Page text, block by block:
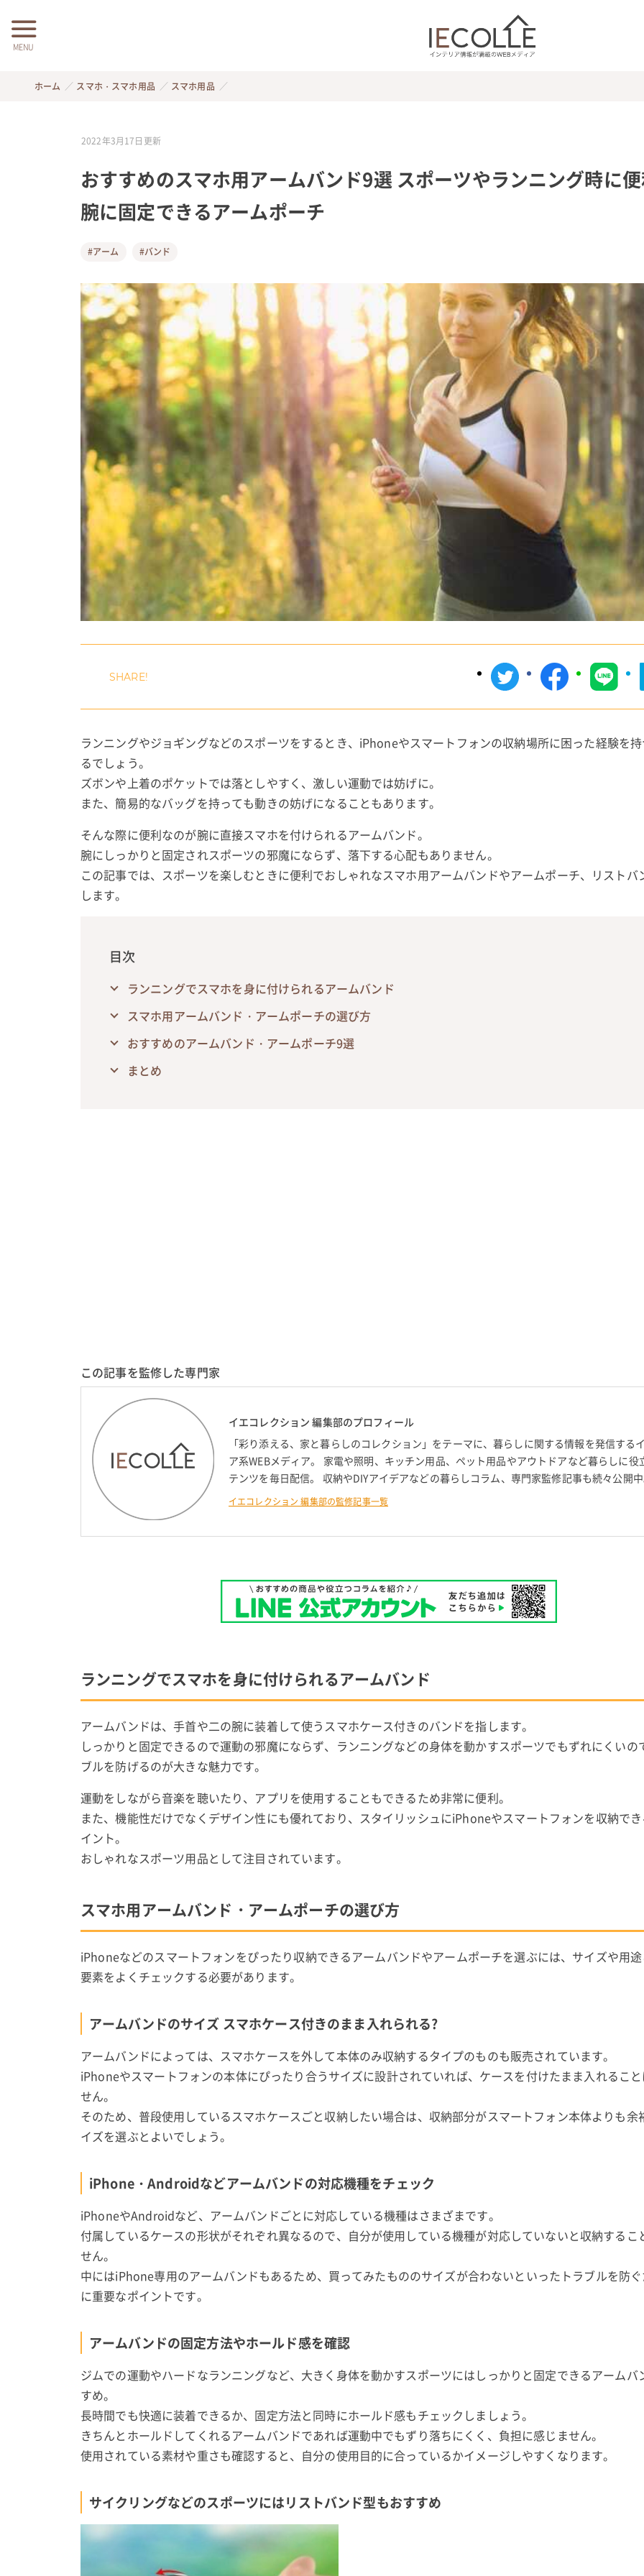
MENU
ホーム スマホ・スマホ用品 スマホ用品
2022年3月17日 更新
おすすめのスマホ用アームバンド9選 スポーツやランニング時に
腕に固定できるアームポーチ
#アーム #バンド
ランニングやジョギングなどのスポーツをするとき、iPhoneやスマートフォンの収納場所に困った経験を
るでしょう。
ズボンや上着のポケットでは落としやすく、激しい運動では妨げに。
また、簡易的なバッグを持っても動きの妨げになることもあります。
そんな際に便利なのが腕に直接スマホを付けられるアームバンド。
腕にしっかりと固定されスポーツの邪魔にならず、落下する心配もありません。
この記事では、スポーツを楽しむときに便利でおしゃれなスマホ用アームバンドやアームポーチ、リストバ
します。
目次
ランニングでスマホを身に付けられるアームバンド
スマホ用アームバンド・アームポーチの選び方
おすすめのアームバンド・アームポーチ9選
まとめ
この記事を監修した専門家
イエコレクション 編集部のプロフィール
「彩り添える、家と暮らしのコレクション」をテーマに、暮らしに関する情報を発信する
ア系WEBメディア。 家電や照明、キッチン用品、ペット用品やアウトドアなど暮らしに役
テンツを毎日配信。 収納やDIYアイデアなどの暮らしコラム、専門家監修記事も続々公開中
イエコレクション 編集部の監修記事一覧
ランニングでスマホを身に付けられるアームバンド
アームバンドは、手首や二の腕に装着して使うスマホケース付きのバンドを指します。
しっかりと固定できるので運動の邪魔にならず、ランニングなどの身体を動かすスポーツでもずれにくいの
ブルを防げるのが大きな魅力です。
運動をしながら音楽を聴いたり、アプリを使用することもできるため非常に便利。
また、機能性だけでなくデザイン性にも優れており、スタイリッシュにiPhoneやスマートフォンを収納で
イント。
おしゃれなスポーツ用品として注目されています。
スマホ用アームバンド・アームポーチの選び方
iPhoneなどのスマートフォンをぴったり収納できるアームバンドやアームポーチを選ぶには、サイズや用
要素をよくチェックする必要があります。
アームバンドのサイズ スマホケース付きのまま入れられる?
アームバンドによっては、スマホケースを外して本体のみ収納するタイプのものも販売されています。
iPhoneやスマートフォンの本体にぴったり合うサイズに設計されていれば、ケースを付けたまま入れるこ
せん。
そのため、普段使用しているスマホケースごと収納したい場合は、収納部分がスマートフォン本体よりも余
イズを選ぶとよいでしょう。
iPhone・Androidなどアームバンドの対応機種をチェック
iPhoneやAndroidなど、アームバンドごとに対応している機種はさまざまです。
付属しているケースの形状がそれぞれ異なるので、自分が使用している機種が対応していないと収納するこ
せん。
中にはiPhone専用のアームバンドもあるため、買ってみたもののサイズが合わないといったトラブルを防
に重要なポイントです。
アームバンドの固定方法やホールド感を確認
ジムでの運動やハードなランニングなど、大きく身体を動かすスポーツにはしっかりと固定できるアームバ
すめ。
長時間でも快適に装着できるか、固定方法と同時にホールド感もチェックしましょう。
きちんとホールドしてくれるアームバンドであれば運動中でもずり落ちにくく、負担に感じません。
使用されている素材や重さも確認すると、自分の使用目的に合っているかイメージしやすくなります。
サイクリングなどのスポーツにはリストバンド型もおすすめ